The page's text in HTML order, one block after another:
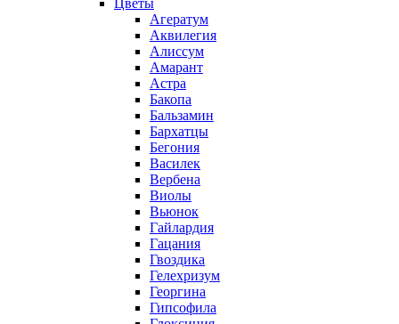
Цветы
Агератум
Аквилегия
Алиссум
Амарант
Астра
Бакопа
Бальзамин
Бархатцы
Бегония
Василек
Вербена
Виолы
Вьюнок
Гайлардия
Гацания
Гвоздика
Гелехризум
Георгина
Гипсофила